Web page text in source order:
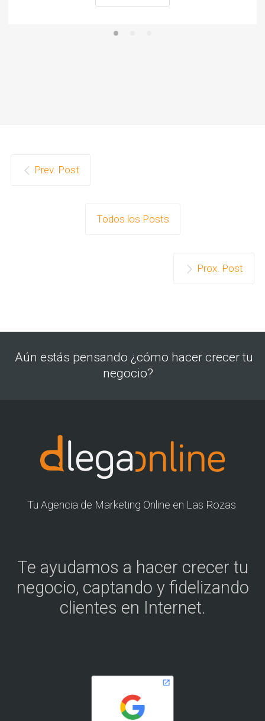
Prev. Post
Todos los Posts
Prox. Post
Aún estás pensando ¿cómo hacer crecer tu
negocio?
Tu Agencia de Marketing Online en Las Rozas
Te ayudamos a hacer crecer tu
negocio, captando y fidelizando
clientes en Internet.